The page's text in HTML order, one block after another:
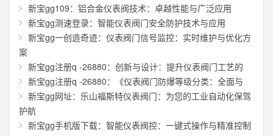
新宝gg109：铝合金仪表阀技术：卓越性能与广泛应用
新宝gg测速登录：智能仪表阀门安全防护技术与应用
新宝gg一创造奇迹：仪表阀门信号监控：实时维护与优化方
案
新宝gg注册q -26880：创新与设计：提升仪表阀门工艺的
新宝gg注册q -26880：《仪表阀门防爆等级分类：全面与
新宝gg网址：乐山福斯特仪表阀门：为您的工业自动化保驾
护航
新宝gg手机版下载：智能仪表阀控：一键式操作与精准控制